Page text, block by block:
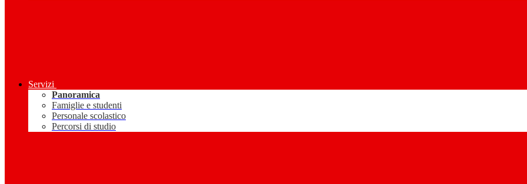
Servizi
Panoramica
Famiglie e studenti
Personale scolastico
Percorsi di studio